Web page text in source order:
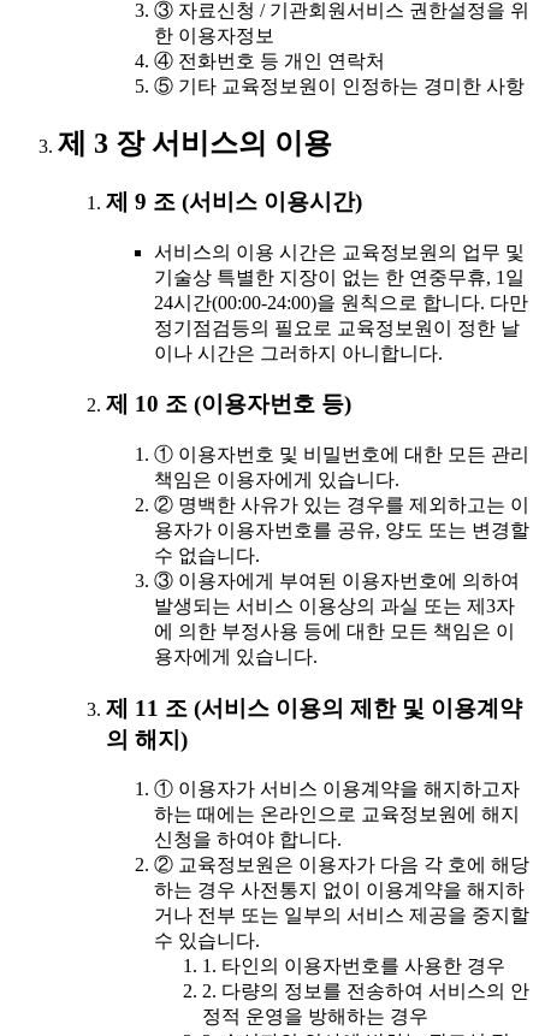
③ 자료신청 / 기관회원서비스 권한설정을 위
한 이용자정보
④ 전화번호 등 개인 연락처
⑤ 기타 교육정보원이 인정하는 경미한 사항
제 3 장 서비스의 이용
제 9 조 (서비스 이용시간)
서비스의 이용 시간은 교육정보원의 업무 및
기술상 특별한 지장이 없는 한 연중무휴, 1일
24시간(00:00-24:00)을 원칙으로 합니다. 다만
정기점검등의 필요로 교육정보원이 정한 날
이나 시간은 그러하지 아니합니다.
제 10 조 (이용자번호 등)
① 이용자번호 및 비밀번호에 대한 모든 관리
책임은 이용자에게 있습니다.
② 명백한 사유가 있는 경우를 제외하고는 이
용자가 이용자번호를 공유, 양도 또는 변경할
수 없습니다.
③ 이용자에게 부여된 이용자번호에 의하여
발생되는 서비스 이용상의 과실 또는 제3자
에 의한 부정사용 등에 대한 모든 책임은 이
용자에게 있습니다.
제 11 조 (서비스 이용의 제한 및 이용계약
의 해지)
① 이용자가 서비스 이용계약을 해지하고자
하는 때에는 온라인으로 교육정보원에 해지
신청을 하여야 합니다.
② 교육정보원은 이용자가 다음 각 호에 해당
하는 경우 사전통지 없이 이용계약을 해지하
거나 전부 또는 일부의 서비스 제공을 중지할
수 있습니다.
1. 타인의 이용자번호를 사용한 경우
2. 다량의 정보를 전송하여 서비스의 안
정적 운영을 방해하는 경우